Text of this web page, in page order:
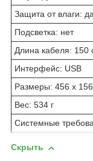
Защита от влаги:
Подсветка: нет
Длина кабеля: 150
Интерфейс: USB
Размеры: 456 x
Вес: 534 г
Системные
Скрыть